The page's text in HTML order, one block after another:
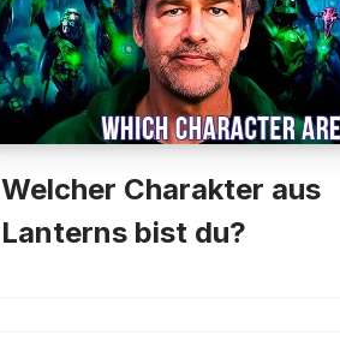
Welcher Charakter aus
Lanterns bist du?